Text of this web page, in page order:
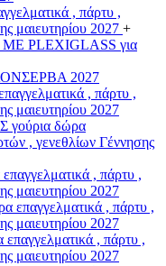
, πάρτυ ,
μαιευτηρίου 2027 +
PLEXIGLASS για
2027
, πάρτυ ,
μαιευτηρίου 2027
δώρα
, γενεθλίων Γέννησης
, πάρτυ ,
μαιευτηρίου 2027
, πάρτυ ,
μαιευτηρίου 2027
, πάρτυ ,
μαιευτηρίου 2027